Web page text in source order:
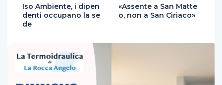
Iso Ambiente, i dipen
denti occupano la se
de
«Assente a San Matte
o, non a San Ciriaco»